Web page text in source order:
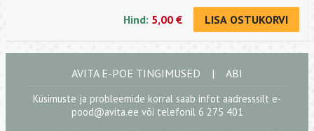
Hind: 5,00 € LISA OSTUKORVI
AVITA E-POE TINGIMUSED | ABI
Küsimuste ja probleemide korral saab infot aadresssilt e-
pood@avita.ee või telefonil 6 275 401